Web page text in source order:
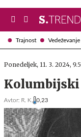
Trajnost Vedeževanje
Ponedeljek, 11. 3. 2024,
Kolumbijski
Avtor: R. K. 0,23